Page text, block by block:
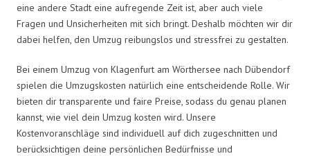
eine andere Stadt eine aufregende Zeit ist, aber auch viele
Fragen und Unsicherheiten mit sich bringt. Deshalb möchten wir dir
dabei helfen, den Umzug reibungslos und stressfrei zu gestalten.
Bei einem Umzug von Klagenfurt am Wörthersee nach Dübendorf
spielen die Umzugskosten natürlich eine entscheidende Rolle. Wir
bieten dir transparente und faire Preise, sodass du genau planen
kannst, wie viel dein Umzug kosten wird. Unsere
Kostenvoranschläge sind individuell auf dich zugeschnitten und
berücksichtigen deine persönlichen Bedürfnisse und